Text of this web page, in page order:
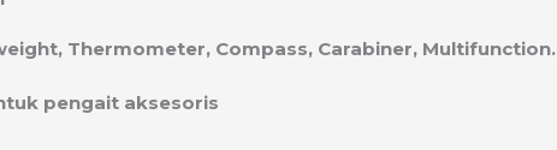
Thermometer, Compass, Carabiner, Multifunction.
pengait aksesoris